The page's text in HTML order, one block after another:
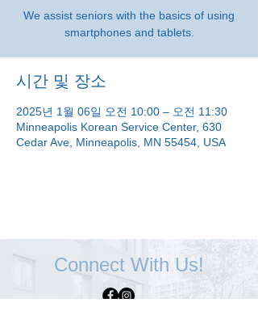
We assist seniors with the basics of using
smartphones and tablets.
시간 및 장소
2025년 1월 06일 오전 10:00 – 오전 11:30
Minneapolis Korean Service Center, 630
Cedar Ave, Minneapolis, MN 55454, USA
Connect With Us!